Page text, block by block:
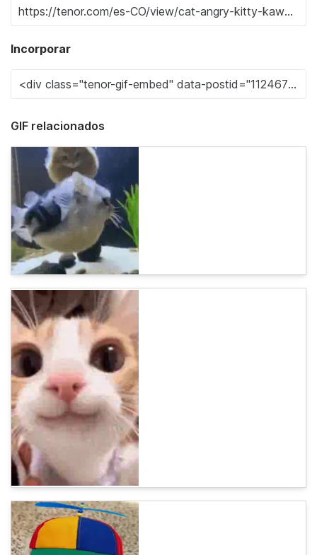
Incorporar
GIF relacionados